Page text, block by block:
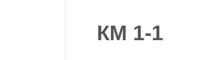
КМ 1-1